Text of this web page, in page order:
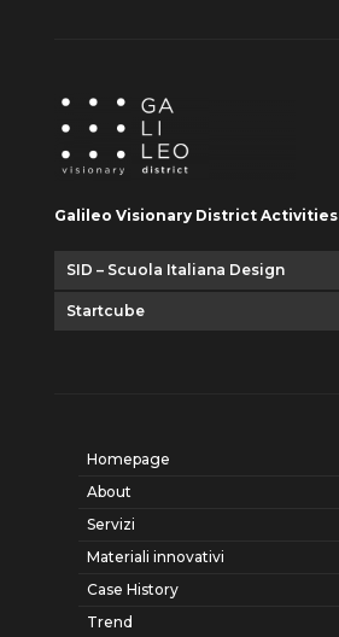
Galileo Visionary District Activities
SID – Scuola Italiana Design
Startcube
Homepage
About
Servizi
Materiali innovativi
Case History
Trend